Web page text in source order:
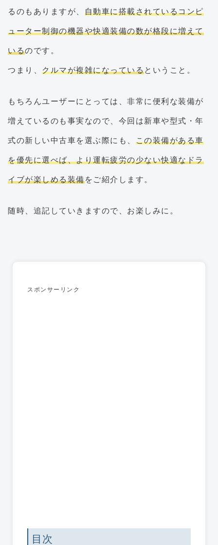
るのもありますが、 自動車に搭載されているコンピ
ューター制御の機器や快適装備の数が格段に増えて
いるのです。
つまり、 クルマが複雑になっているということ。
もちろんユーザーにとっては、非常に便利な装備が
増えているのも事実なので、今回は新車や型式・年
式の新しい中古車を選ぶ際にも、 この装備がある車
を優先に選べば、より運転疲労の少ない快適なドラ
イブが楽しめる装備をご紹介します。
随時、追記していきますので、お楽しみに。
スポンサーリンク
目次